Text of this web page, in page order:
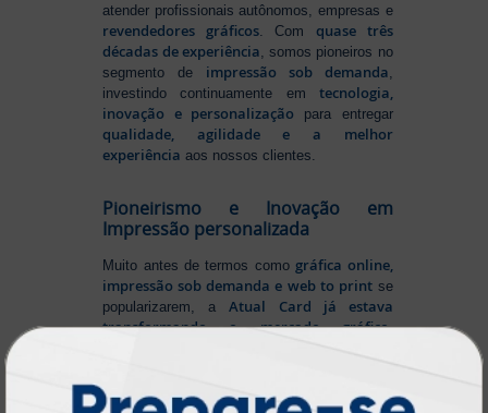
atender profissionais autônomos, empresas e
revendedores gráficos. Comquase três
décadas de experiência, somos pioneiros no
segmento de impressão sob demanda,
investindo continuamente em tecnologia,
inovação e personalização para entregar
qualidade, agilidade e a melhor
experiência aos nossos clientes.
Pioneirismo e Inovação em
Impressão personalizada
Muito antes de termos como gráfica online,
impressão sob demanda e web to printse
popularizarem, aAtual Card já estava
transformando o mercado gráfico.
de ponta